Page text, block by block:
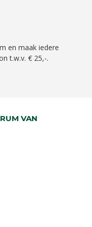
en maak iedere
t.w.v. € 25,-.
VAN